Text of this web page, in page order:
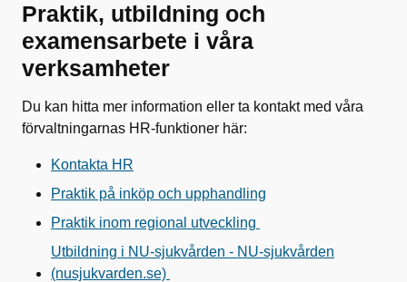
Praktik, utbildning och
examensarbete i våra
verksamheter
Du kan hitta mer information eller ta kontakt med våra
förvaltningarnas HR-funktioner här:
Kontakta HR
Praktik på inköp och upphandling
Praktik inom regional utveckling
Utbildning i NU-sjukvården - NU-sjukvården
(nusjukvarden.se)